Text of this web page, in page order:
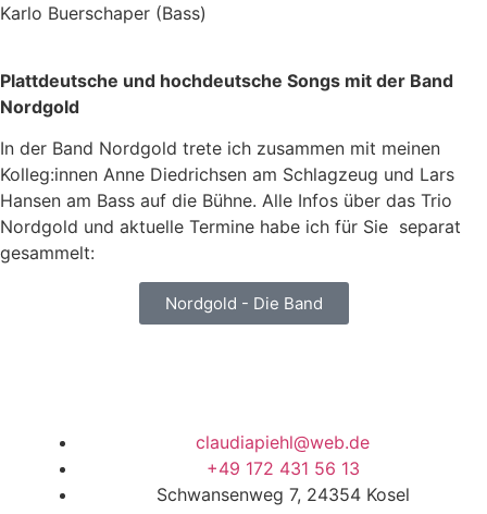
Karlo Buerschaper (Bass)
Plattdeutsche und hochdeutsche Songs mit der Band
Nordgold
In der Band Nordgold trete ich zusammen mit meinen
Kolleg:innen Anne Diedrichsen am Schlagzeug und Lars
Hansen am Bass auf die Bühne. Alle Infos über das Trio
Nordgold und aktuelle Termine habe ich für Sie separat
gesammelt:
Nordgold - Die Band
claudiapiehl@web.de
+49 172 431 56 13
Schwansenweg 7, 24354 Kosel